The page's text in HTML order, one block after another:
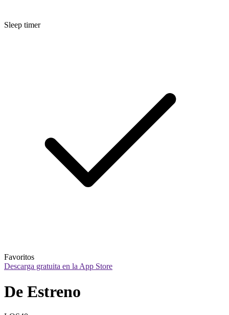
Sleep timer
Favoritos
Descarga gratuita en la App Store
De Estreno